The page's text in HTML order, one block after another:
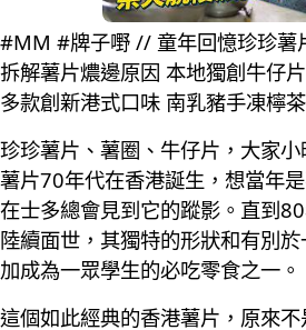
#MM #牌子嘢 // 童年回憶珍珍薯
拆解薯片燶邊原因 本地獨創牛仔
多款創新港式口味 南乳豬手凍檸
珍珍薯片、薯圈、牛仔片，大家
薯片70年代在香港誕生，想當年
在士多總會見到它的蹤影。直到
陸續面世，其獨特的形狀和有別
加成為一眾學生的必吃零食之一。
這個如此經典的香港薯片，原來